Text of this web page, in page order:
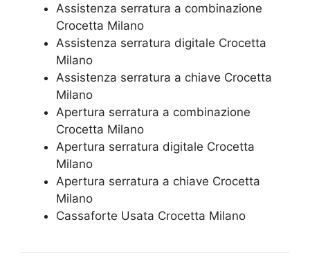
​Assistenza serratura​ ​a combinazione
Crocetta Milano
Assistenza serratura ​digitale Crocetta
Milano
Assistenza serratura ​a chiave Crocetta
Milano
​Apertura serratura​ ​a combinazione
Crocetta Milano
Apertura serratura​ ​digitale Crocetta
Milano
​Apertura serratura​ ​a chiave Crocetta
Milano
​Cassaforte Usata Crocetta Milano